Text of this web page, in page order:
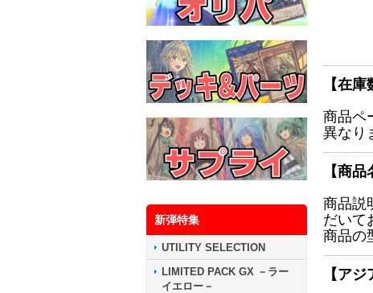
新弾特集
UTILITY SELECTION
LIMITED PACK GX －ラー
イエロー－
【在庫
商品ペ
異なり
【商
商品説
だいて
商品の
【ア